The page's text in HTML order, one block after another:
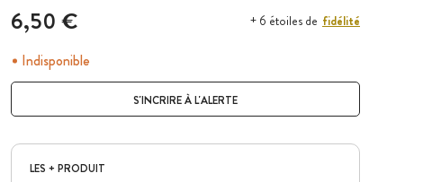
6,50 € + 6 étoiles de fidélité
Indisponible
S'INCRIRE À L'ALERTE
LES + PRODUIT